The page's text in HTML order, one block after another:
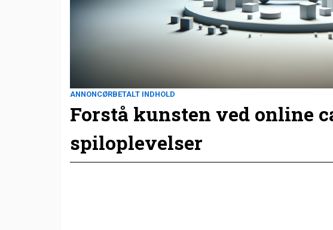
ANNONCØRBETALT INDHOLD
Forstå kunsten ved online
spiloplevelser